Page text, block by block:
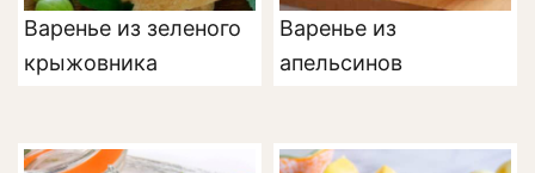
Варенье из зеленого
крыжовника
Варенье из
апельсинов